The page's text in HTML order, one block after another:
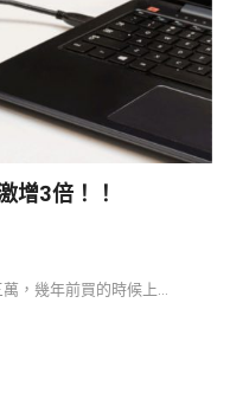
增3倍！！
，幾年前買的時候上…